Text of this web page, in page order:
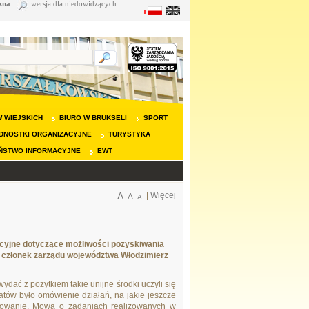
wersja dla niedowidzących
WIEJSKICH BIURO W BRUKSELI SPORT
ORGANIZACYJNE TURYSTYKA
INFORMACYJNE EWT
Więcej
A A A
dotyczące możliwości pozyskiwania
zarządu województwa Włodzimierz
z pożytkiem takie unijne środki uczyli się
było omówienie działań, na jakie jeszcze
Mowa o zadaniach realizowanych w